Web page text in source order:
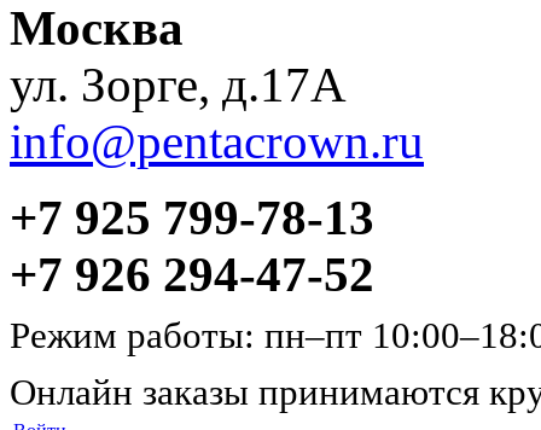
Москва
ул. Зорге, д.17А
info@pentacrown.ru
+7 925 799-78-13
+7 926 294-47-52
Режим работы: пн–пт
Онлайн заказы принимаются